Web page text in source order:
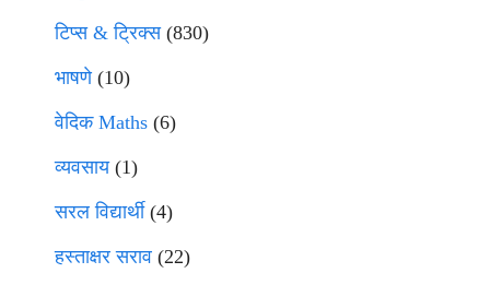
टिप्स & ट्रिक्स(830)
भाषणे(10)
वेदिक Maths (6)
व्यवसाय(1)
सरल विद्यार्थी(4)
हस्ताक्षर सराव (22)